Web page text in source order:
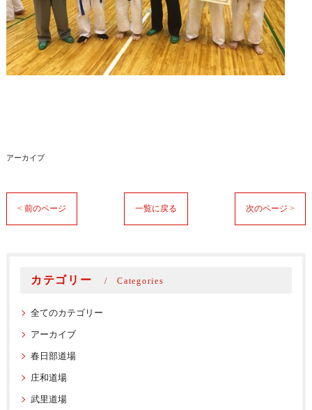
アーカイブ
< 前のページ 一覧に戻る 次のページ >
カテゴリー Categories
全てのカテゴリー
アーカイブ
春日部道場
庄和道場
武里道場